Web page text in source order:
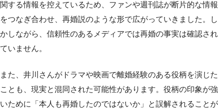
関する情報を控えているため、ファンや週刊誌が断片的な情報
をつなぎ合わせ、再婚説のような形で広がっていきました。し
かしながら、信頼性のあるメディアでは再婚の事実は確認され
ていません。
また、井川さんがドラマや映画で離婚経験のある役柄を演じた
ことも、現実と混同された可能性があります。役柄の印象が強
いために「本人も再婚したのではないか」と誤解されることが